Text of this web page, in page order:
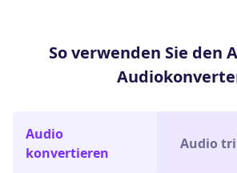
So verwenden Sie den
Audio
konvertieren
Audio